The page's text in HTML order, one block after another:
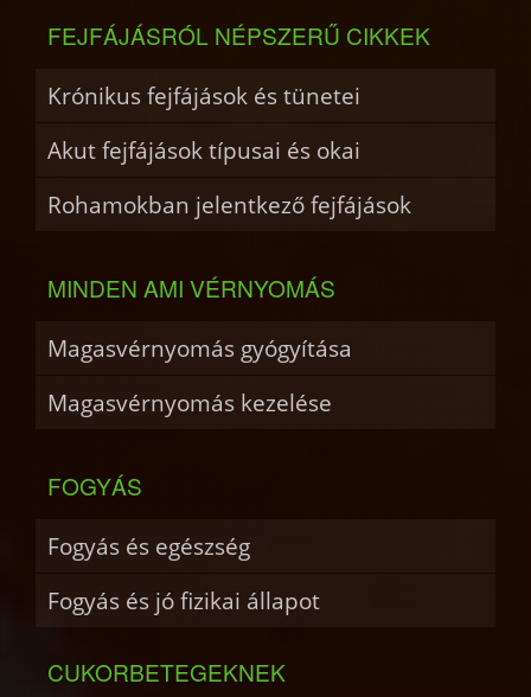
FEJFÁJÁSRÓL NÉPSZERŰ CIKKEK
Krónikus fejfájások és tünetei
Akut fejfájások típusai és okai
Rohamokban jelentkező fejfájások
MINDEN AMI VÉRNYOMÁS
Magasvérnyomás gyógyítása
Magasvérnyomás kezelése
FOGYÁS
Fogyás és egészség
Fogyás és jó fizikai állapot
CUKORBETEGEKNEK